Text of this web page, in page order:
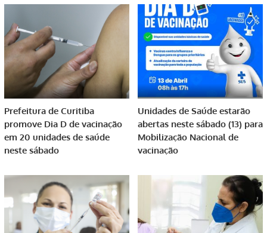
Prefeitura de Curitiba
promove Dia D de vacinação
em 20 unidades de saúde
neste sábado
Unidades de Saúde estarão
abertas neste sábado (13) para
Mobilização Nacional de
vacinação